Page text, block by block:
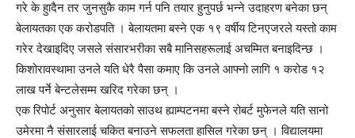
गरे के हुादैन तर जुनसुकै काम गर्न पनि तयार हुनुपर्छ भन्ने उदाहरण बनेका छन्
बेलायतका एक करोडपति । बेलायतमा बस्ने एक १९ वर्षीय टिनएजरले यस्तो काम
गरेर देखाइदिए जसले संसारभरीका सबै मानिसहरूलाई अचम्मित बनाइदिन्छ ।
किशोरावस्थामा उनले यति धेरै पैसा कमाए कि उनले आफ्नो लागि १ करोड १२
लाख पर्ने बेन्टलेसम्म खरिद गरेका छन् ।
एक रिपोर्ट अनुसार बेलायतको साउथ ह्याम्पटनमा बस्ने रोबर्ट मुफेनले यति सानो
उमेरमा नै संसारलाई चकित बनाउने सफलता हासिल गरेका छन् । विद्यालयमा